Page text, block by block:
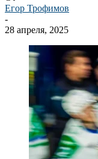
Егор Трофимов
-
28 апреля, 2025